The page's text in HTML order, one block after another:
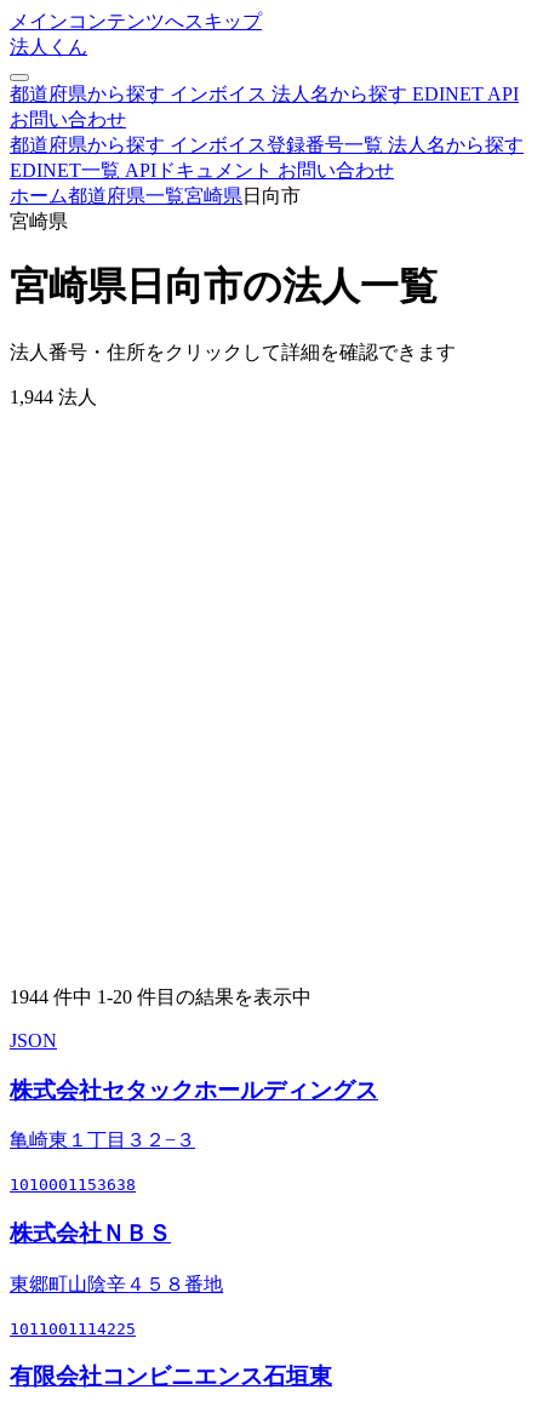
メインコンテンツへスキップ
法人くん
都道府県から探す インボイス 法人名から探す EDINET API
お問い合わせ
都道府県から探す インボイス登録番号一覧 法人名から探す
EDINET一覧 APIドキュメント お問い合わせ
ホーム都道府県一覧宮崎県 日向市
宮崎県
宮崎県日向市の法人一覧
法人番号・住所をクリックして詳細を確認できます
1,944 法人
1944 件中 1-20 件目の結果を表示中
JSON
株式会社セタックホールディングス
亀崎東１丁目３２−３
1010001153638
株式会社ＮＢＳ
東郷町山陰辛４５８番地
1011001114225
有限会社コンビニエンス石垣東